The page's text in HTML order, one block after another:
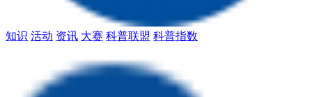
知识 活动 资讯 大赛 科普联盟 科普指数